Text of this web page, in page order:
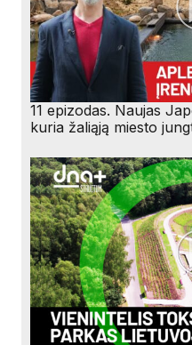
11 epizodas. Naujas
kuria žaliąją miesto